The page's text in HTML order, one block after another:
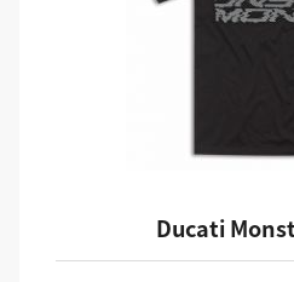
Ducati